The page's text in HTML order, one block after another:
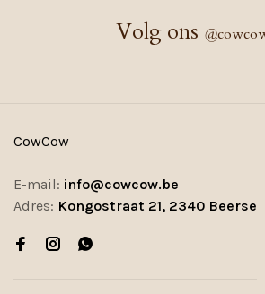
Volg ons @
CowCow
E-mail: info@cowcow.be
Adres: Kongostraat 21, 2340 Beerse